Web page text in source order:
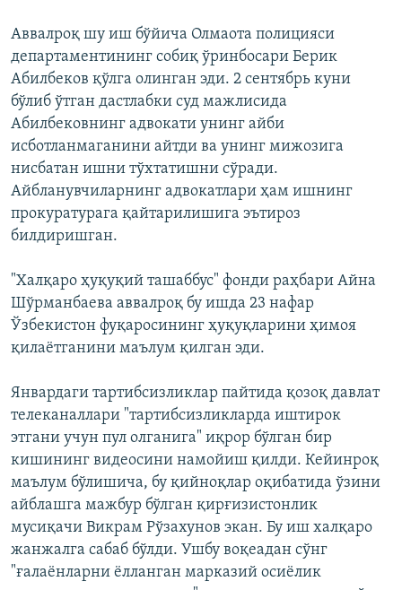
Аввалроқ шу иш бўйича Олмаота полицияси
департаментининг собиқ ўринбосари Берик
Абилбеков қўлга олинган эди. 2 сентябрь куни
бўлиб ўтган дастлабки суд мажлисида
Абилбековнинг адвокати унинг айби
исботланмаганини айтди ва унинг мижозига
нисбатан ишни тўхтатишни сўради.
Айбланувчиларнинг адвокатлари ҳам ишнинг
прокуратурага қайтарилишига эътироз
билдиришган.
"Халқаро ҳуқуқий ташаббус" фонди раҳбари Айна
Шўрманбаева аввалроқ бу ишда 23 нафар
Ўзбекистон фуқаросининг ҳуқуқларини ҳимоя
қилаётганини маълум қилган эди.
Январдаги тартибсизликлар пайтида қозоқ давлат
телеканаллари "тартибсизликларда иштирок
этгани учун пул олганига" иқрор бўлган бир
кишининг видеосини намойиш қилди. Кейинроқ
маълум бўлишича, бу қийноқлар оқибатида ўзини
айблашга мажбур бўлган қирғизистонлик
мусиқачи Викрам Рўзахунов экан. Бу иш халқаро
жанжалга сабаб бўлди. Ушбу воқеадан сўнг
"ғалаёнларни ёлланган марказий осиёлик